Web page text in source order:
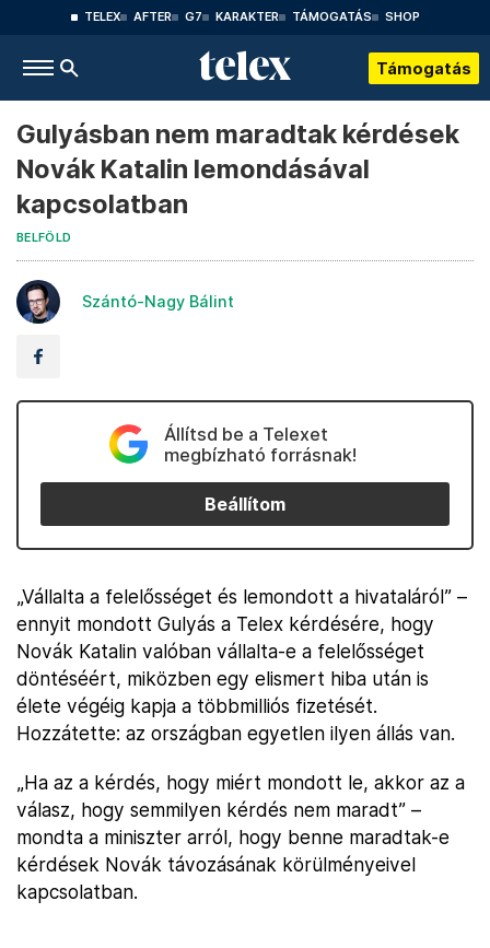
TELEX AFTER G7 KARAKTER TÁMOGATÁS SHOP
Támogatás
Gulyásban nem maradtak kérdések
Novák Katalin lemondásával
kapcsolatban
BELFÖLD
Szántó-Nagy Bálint
Állítsd be a Telexet
megbízható forrásnak!
Beállítom
„Vállalta a felelősséget és lemondott a hivataláról” –
ennyit mondott Gulyás a Telex kérdésére, hogy
Novák Katalin valóban vállalta-e a felelősséget
döntéséért, miközben egy elismert hiba után is
élete végéig kapja a többmilliós fizetését.
Hozzátette: az országban egyetlen ilyen állás van.
„Ha az a kérdés, hogy miért mondott le, akkor az a
válasz, hogy semmilyen kérdés nem maradt” –
mondta a miniszter arról, hogy benne maradtak-e
kérdések Novák távozásának körülményeivel
kapcsolatban.